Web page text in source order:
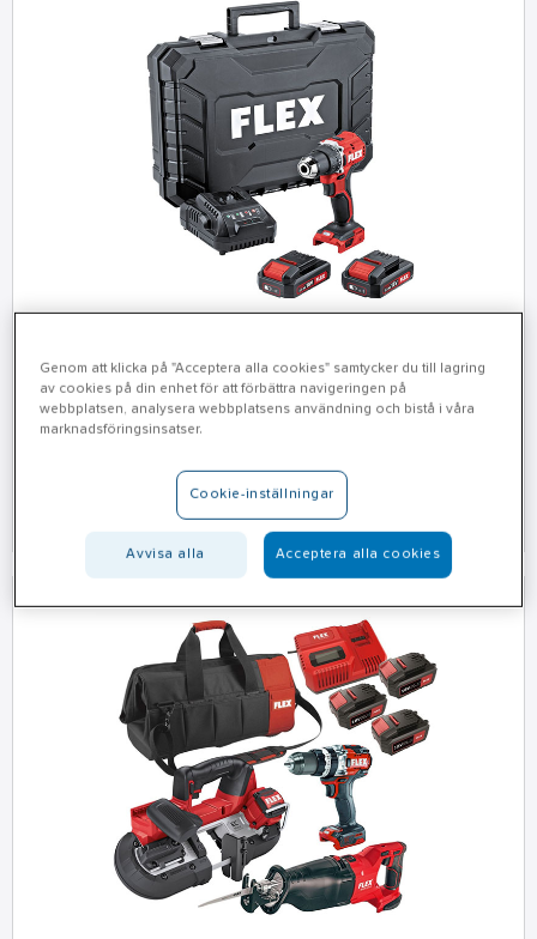
Skruvdragare DD2G 18.0-LD Set
Kompakt, kraftfull borrskruvdragare med extremt kort
huvudlängd. Allroundskruvmejseln för alla hantverkare.
Genom att klicka på "Acceptera alla cookies" samtycker du till lagring
av cookies på din enhet för att förbättra navigeringen på
webbplatsen, analysera webbplatsens användning och bistå i våra
marknadsföringsinsatser.
Cookie-inställningar
Avvisa alla Acceptera alla cookies